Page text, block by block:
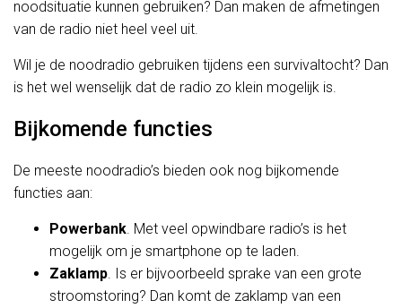
noodsituatie kunnen gebruiken? Dan maken de afmetingen
van de radio niet heel veel uit.
Wil je de noodradio gebruiken tijdens een survivaltocht? Dan
is het wel wenselijk dat de radio zo klein mogelijk is.
Bijkomende functies
De meeste noodradio’s bieden ook nog bijkomende
functies aan:
Powerbank. Met veel opwindbare radio’s is het
mogelijk om je smartphone op te laden.
Zaklamp. Is er bijvoorbeeld sprake van een grote
stroomstoring? Dan komt de zaklamp van een